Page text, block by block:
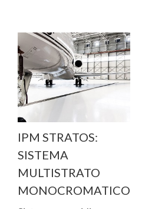
IPM STRATOS:
SISTEMA
MULTISTRATO
MONOCROMATICO